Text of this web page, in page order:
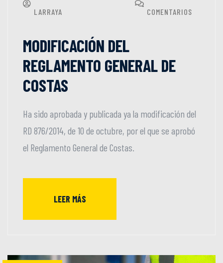
LARRAYA
COMENTARIOS
MODIFICACIÓN DEL
REGLAMENTO GENERAL DE
COSTAS
Ha sido aprobada y publicada ya la modificación del
RD 876/2014, de 10 de octubre, por el que se aprobó
el Reglamento General de Costas.
LEER MÁS